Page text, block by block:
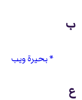
ب
بحيرة ويب
ع